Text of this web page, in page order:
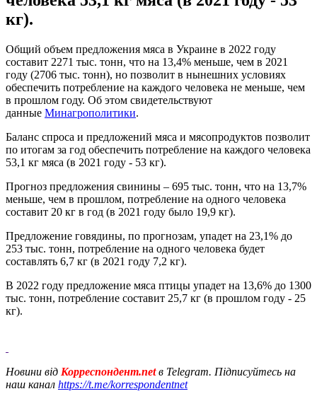
кг).
Общий объем предложения мяса в Украине в 2022 году
составит 2271 тыс. тонн, что на 13,4% меньше, чем в 2021
году (2706 тыс. тонн), но позволит в нынешних условиях
обеспечить потребление на каждого человека не меньше, чем
в прошлом году. Об этом свидетельствуют
данные Минагрополитики.
Баланс спроса и предложений мяса и мясопродуктов позволит
по итогам за год обеспечить потребление на каждого человека
53,1 кг мяса (в 2021 году - 53 кг).
Прогноз предложения свинины – 695 тыс. тонн, что на 13,7%
меньше, чем в прошлом, потребление на одного человека
составит 20 кг в год (в 2021 году было 19,9 кг).
Предложение говядины, по прогнозам, упадет на 23,1% до
253 тыс. тонн, потребление на одного человека будет
составлять 6,7 кг (в 2021 году 7,2 кг).
В 2022 году предложение мяса птицы упадет на 13,6% до 1300
тыс. тонн, потребление составит 25,7 кг (в прошлом году - 25
кг).
Новини від Корреспондент.netв Telegram. Підписуйтесь на
наш канал https://t.me/korrespondentnet